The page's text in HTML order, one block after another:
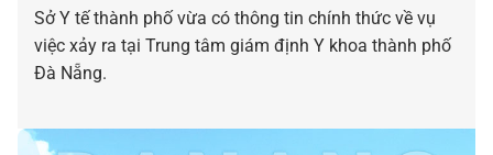
Sở Y tế thành phố vừa có thông tin chính thức về vụ
việc xảy ra tại Trung tâm giám định Y khoa thành phố
Đà Nẵng.